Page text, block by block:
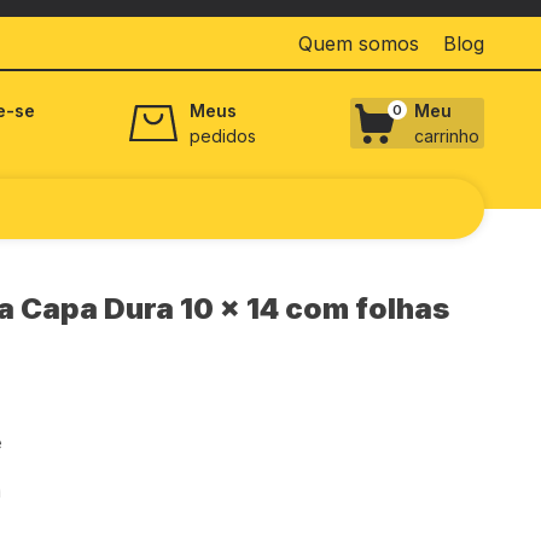
Quem somos Blog
se
Meus
pedidos
0
Meu
carrinho
Dura 10 x 14 com folhas